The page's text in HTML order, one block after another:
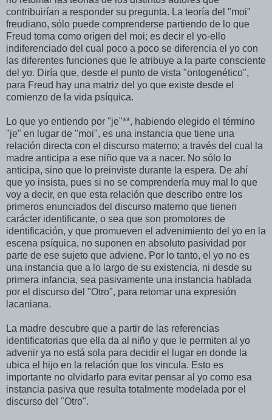
contribuirían a responder su pregunta. La teoría del "moi"
freudiano, sólo puede comprenderse partiendo de lo que
Freud toma como origen del moi; es decir el yo-ello
indiferenciado del cual poco a poco se diferencia el yo con
las diferentes funciones que le atribuye a la parte consciente
del yo. Diría que, desde el punto de vista "ontogenético",
para Freud hay una matriz del yo que existe desde el
comienzo de la vida psíquica.
Lo que yo entiendo por "je"**, habiendo elegido el término
"je" en lugar de "moi", es una instancia que tiene una
relación directa con el discurso materno; a través del cual la
madre anticipa a ese niño que va a nacer. No sólo lo
anticipa, sino que lo preinviste durante la espera. De ahí
que yo insista, pues si no se comprendería muy mal lo que
voy a decir, en que esta relación que describo entre los
primeros enunciados del discurso materno que tienen
carácter identificante, o sea que son promotores de
identificación, y que promueven el advenimiento del yo en la
escena psíquica, no suponen en absoluto pasividad por
parte de ese sujeto que adviene. Por lo tanto, el yo no es
una instancia que a lo largo de su existencia, ni desde su
primera infancia, sea pasivamente una instancia hablada
por el discurso del "Otro", para retomar una expresión
lacaniana.
La madre descubre que a partir de las referencias
identificatorias que ella da al niño y que le permiten al yo
advenir ya no está sola para decidir el lugar en donde la
ubica el hijo en la relación que los vincula. Esto es
importante no olvidarlo para evitar pensar al yo como esa
instancia pasiva que resulta totalmente modelada por el
discurso del "Otro".